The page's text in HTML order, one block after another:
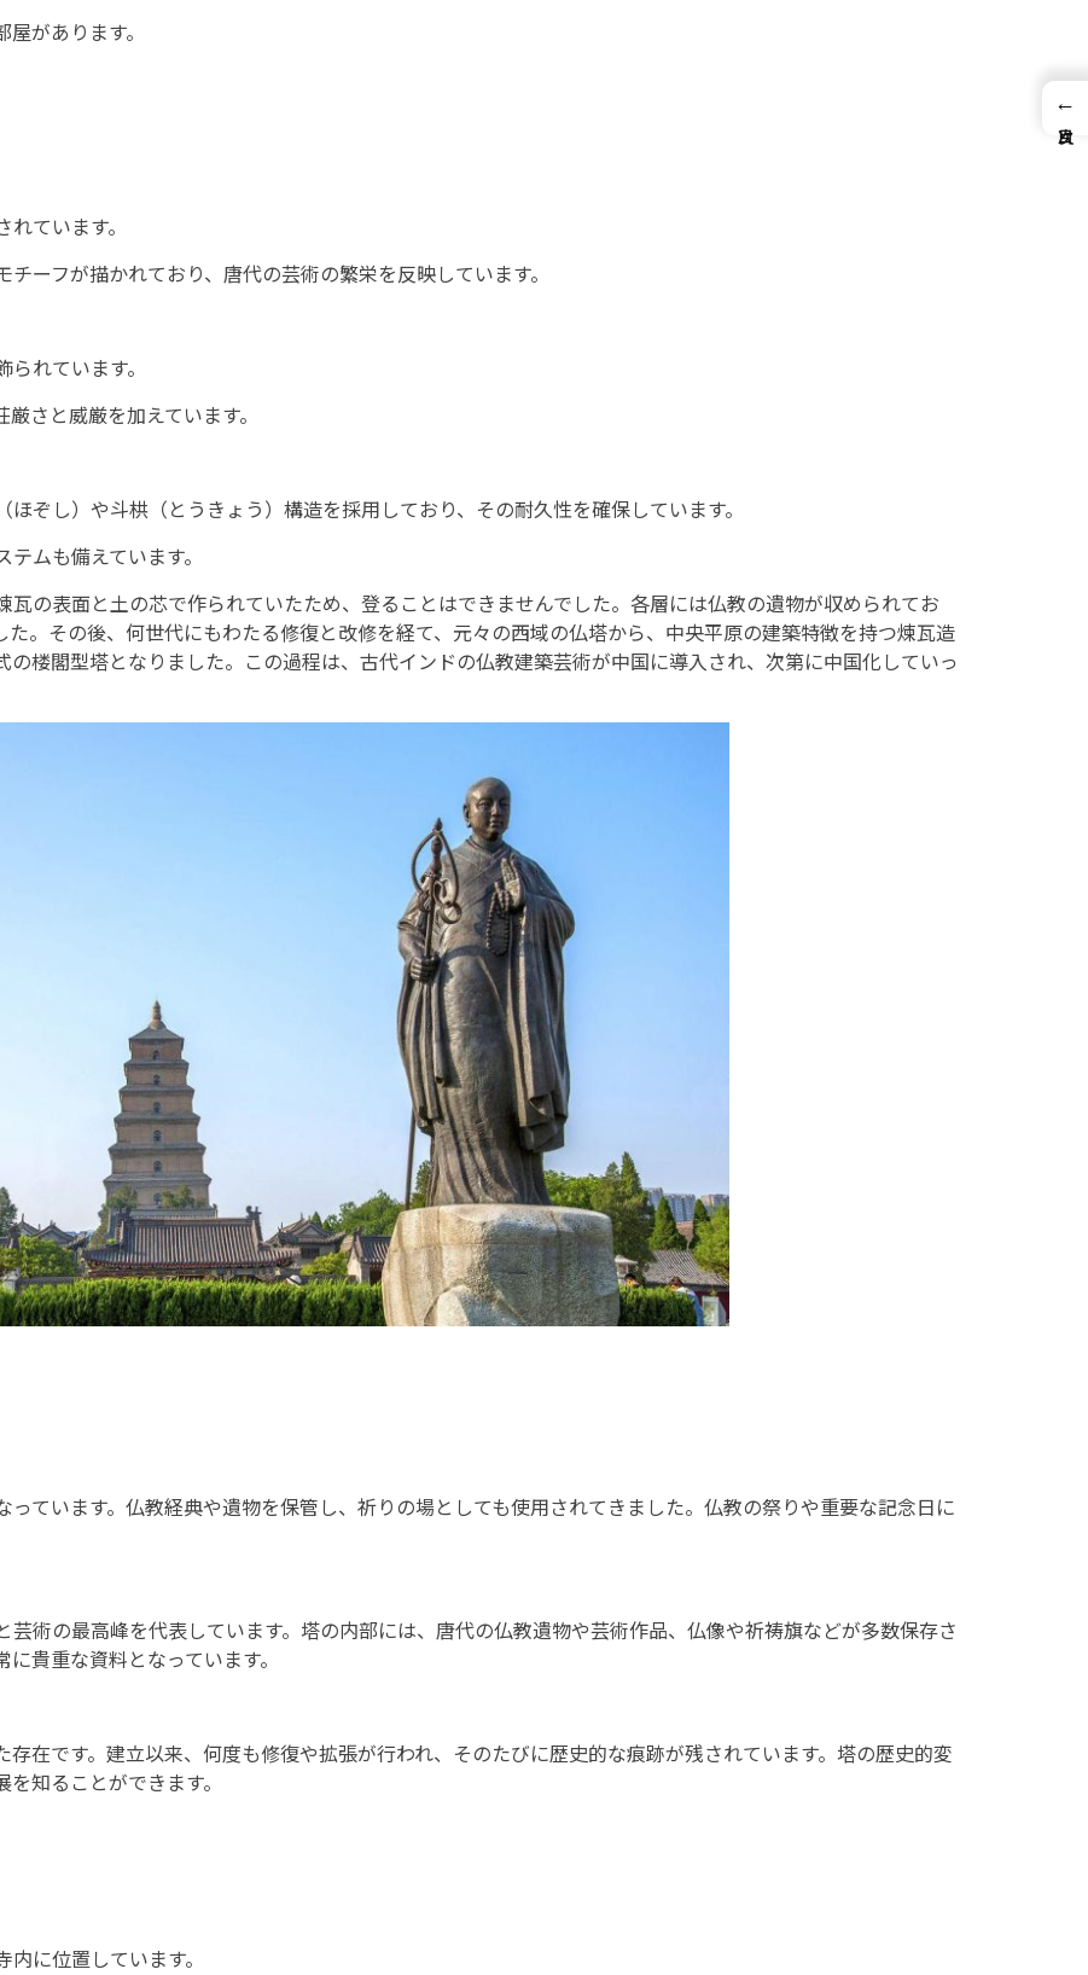
があります。
ています。
ーフが描かれており、唐代の芸術の繁栄を反映しています。
れています。
さと威厳を加えています。
ぞし）や斗栱（とうきょう）構造を採用しており、その耐久性を確保しています。
ムも備えています。
の表面と土の芯で作られていたため、登ることはできませんでした。各層には仏教の遺物が収められてお
。その後、何世代にもわたる修復と改修を経て、元々の西域の仏塔から、中央平原の建築特徴を持つ煉瓦造
楼閣型塔となりました。この過程は、古代インドの仏教建築芸術が中国に導入され、次第に中国化していっ
ています。仏教経典や遺物を保管し、祈りの場としても使用されてきました。仏教の祭りや重要な記念日に
術の最高峰を代表しています。塔の内部には、唐代の仏教遺物や芸術作品、仏像や祈祷旗などが多数保存さ
貴重な資料となっています。
在です。建立以来、何度も修復や拡張が行われ、そのたびに歴史的な痕跡が残されています。塔の歴史的変
知ることができます。
に位置しています。
←